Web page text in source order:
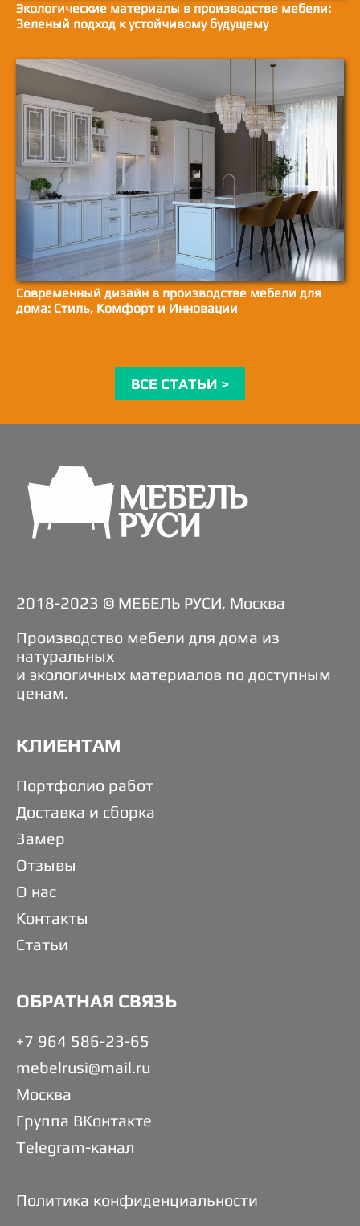
Экологические материалы в производстве мебели:
Зеленый подход к устойчивому будущему
Современный дизайн в производстве мебели для
дома: Стиль, Комфорт и Инновации
ВСЕ СТАТЬИ >
2018-2023 © МЕБЕЛЬ РУСИ, Москва
Производство мебели для дома из
натуральных
и экологичных материалов по доступным
ценам.
КЛИЕНТАМ
Портфолио работ
Доставка и сборка
Замер
Отзывы
О нас
Контакты
Статьи
ОБРАТНАЯ СВЯЗЬ
+7 964 586-23-65
mebelrusi@mail.ru
Москва
Группа ВКонтакте
Telegram-канал
Политика конфиденциальности